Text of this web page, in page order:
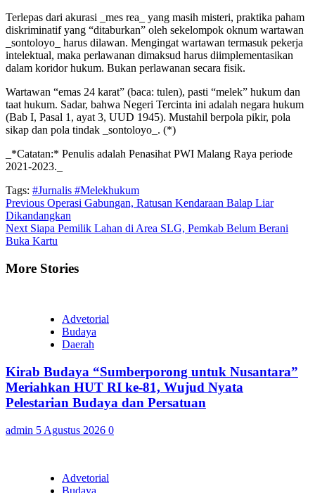
Terlepas dari akurasi _mes rea_ yang masih misteri, praktika paham
diskriminatif yang “ditaburkan” oleh sekelompok oknum wartawan
_sontoloyo_ harus dilawan. Mengingat wartawan termasuk pekerja
intelektual, maka perlawanan dimaksud harus diimplementasikan
dalam koridor hukum. Bukan perlawanan secara fisik.
Wartawan “emas 24 karat” (baca: tulen), pasti “melek” hukum dan
taat hukum. Sadar, bahwa Negeri Tercinta ini adalah negara hukum
(Bab I, Pasal 1, ayat 3, UUD 1945). Mustahil berpola pikir, pola
sikap dan pola tindak _sontoloyo_. (*)
_*Catatan:* Penulis adalah Penasihat PWI Malang Raya periode
2021-2023._
Tags: #Jurnalis #Melekhukum
Continue
Reading
Previous Operasi Gabungan, Ratusan Kendaraan Balap Liar
Dikandangkan
Next Siapa Pemilik Lahan di Area SLG, Pemkab Belum Berani
Buka Kartu
More Stories
Advetorial
Budaya
Daerah
Kirab Budaya “Sumberporong untuk Nusantara”
Meriahkan HUT RI ke-81, Wujud Nyata
Pelestarian Budaya dan Persatuan
admin 5 Agustus 2026 0
Advetorial
Budaya